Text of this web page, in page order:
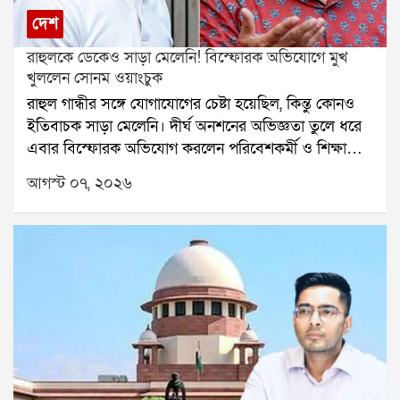
দেশ
রাহুলকে ডেকেও সাড়া মেলেনি! বিস্ফোরক অভিযোগে মুখ
খুললেন সোনম ওয়াংচুক
রাহুল গান্ধীর সঙ্গে যোগাযোগের চেষ্টা হয়েছিল, কিন্তু কোনও
ইতিবাচক সাড়া মেলেনি। দীর্ঘ অনশনের অভিজ্ঞতা তুলে ধরে
এবার বিস্ফোরক অভিযোগ করলেন পরিবেশকর্মী ও শিক্ষাবিদ
সোনম ওয়াংচুক। শুধু রাহুল গান্ধী নন, কেন্দ্রীয় মন্ত্রীদের দেওয়া
প্রতিশ্রুতিও রক্ষা করা হয়নি বলে দাবি করেছেন তিনি। সেই
কারণেই এখন সব রাজনৈতিক নেতার উপর থেকে তাঁর আস্থা
উঠে গিয়েছে বলে জানিয়েছেন সোনম।নিট প্রশ্নফাঁসের প্রতিবাদ
এবং দেশের শিক্ষা ব্যবস্থায় সংস্কারের দাবিতে যন্তর মন্তরে
টানা ছাব্বিশ দিন অনশন করেছিলেন সোনম ওয়াংচুক। সম্প্রতি
এক সাক্ষাৎকারে তিনি জানান, তাঁর স্ত্রী গীতাঞ্জলী চেয়েছিলেন
বিরোধী দলনেতা রাহুল গান্ধীর উপস্থিতিতে অনশন ভাঙতে।
সেই উদ্দেশ্যে রাহুল গান্ধীর সঙ্গে একাধিকবার যোগাযোগের
চেষ্টা করা হলেও কোনও ইতিবাচক সাড়া পাওয়া যায়নি।
সোনমের কথায়, তাঁর স্ত্রীর কোনও রাজনৈতিক উদ্দেশ্য ছিল না।
আগস্ট ০৭, ২০২৬